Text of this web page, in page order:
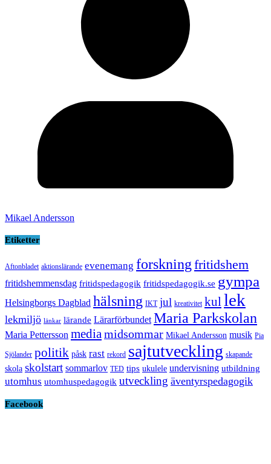
Mikael Andersson
Etiketter
Aftonbladet aktionslärande evenemang forskningfritidshem
fritidshemmensdag fritidspedagogik fritidspedagogik.se gympa
Helsingborgs Dagblad hälsning IKT jul kreativitet kul lek
lekmiljö länkar lärande Lärarförbundet Maria Parkskolan
Maria Pettersson mediamidsommar Mikael Andersson musik Pia
Sjölander politik påsk rast rekord sajtutveckling skapande
skola skolstart sommarlov TED tips ukulele undervisning utbildning
utomhus utomhuspedagogik utveckling äventyrspedagogik
Facebook